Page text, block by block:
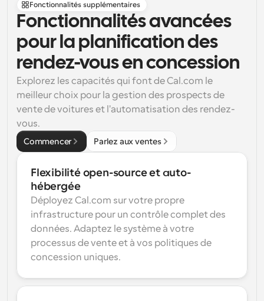
Fonctionnalités supplémentaires
Fonctionnalités avancées
pour la planification des
rendez-vous en concession
Explorez les capacités qui font de Cal.com le
meilleur choix pour la gestion des prospects de
vente de voitures et l'automatisation des rendez-
vous.
Commencer Parlez aux ventes
Flexibilité open-source et auto-
hébergée
Déployez Cal.com sur votre propre
infrastructure pour un contrôle complet des
données. Adaptez le système à votre
processus de vente et à vos politiques de
concession uniques.